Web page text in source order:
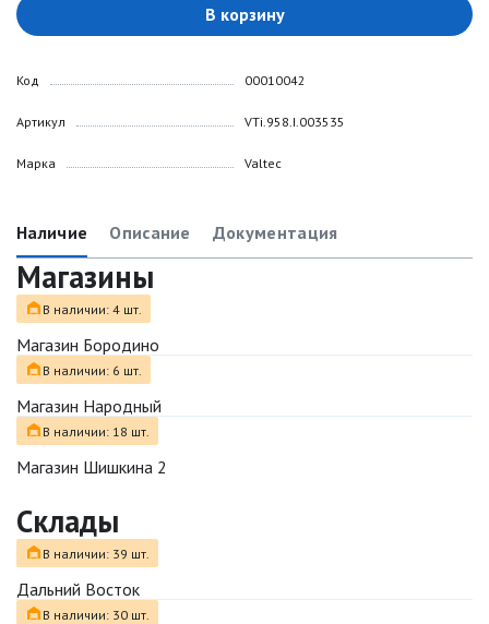
В корзину
Код
Артикул
Марка
00010042
VTi.958.I.003535
Valtec
Наличие Описание Документация
Магазины
В наличии: 4 шт.
Магазин Бородино
В наличии: 6 шт.
Магазин Народный
В наличии: 18 шт.
Магазин Шишкина 2
Склады
В наличии: 39 шт.
Дальний Восток
В наличии: 30 шт.